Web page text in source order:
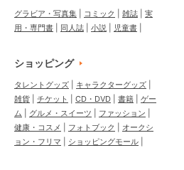
グラビア・写真集 コミック 雑誌
実
用・専門書
同人誌 小説 児童書
ショッピング
タレントグッズ
キャラクターグッズ
雑貨
チケット CD・DVD 書籍
ゲー
ム
グルメ・スイーツ
ファッション
健康・コスメ
フォトブック
オークシ
ョン・フリマ
ショッピングモール